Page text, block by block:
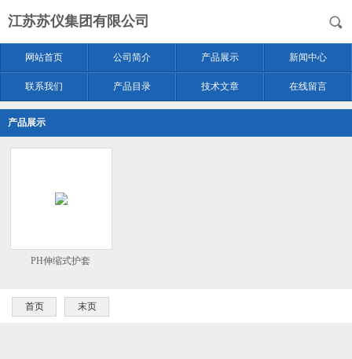
江苏苏仪集团有限公司
网站首页 公司简介 产品展示 新闻中心
联系我们 产品目录 技术文章 在线留言
产品展示
PH伸缩式护套
首页 末页